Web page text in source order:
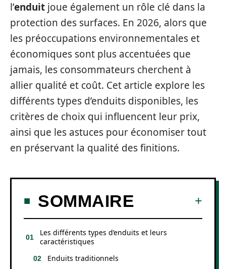
l’enduit joue également un rôle clé dans la
protection des surfaces. En 2026, alors que
les préoccupations environnementales et
économiques sont plus accentuées que
jamais, les consommateurs cherchent à
allier qualité et coût. Cet article explore les
différents types d’enduits disponibles, les
critères de choix qui influencent leur prix,
ainsi que les astuces pour économiser tout
en préservant la qualité des finitions.
SOMMAIRE
Les différents types d’enduits et leurs
caractéristiques
Enduits traditionnels